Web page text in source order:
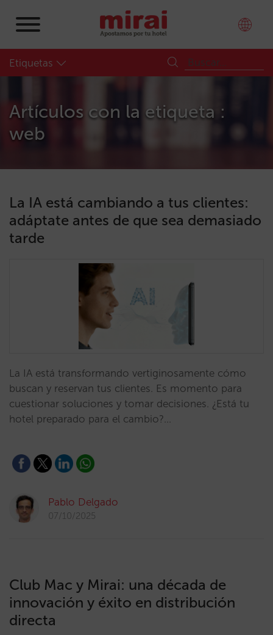
Etiquetas
Artículos con la etiqueta :
web
La IA está cambiando a tus clientes:
adáptate antes de que sea demasiado
tarde
La IA está transformando vertiginosamente cómo
buscan y reservan tus clientes. Es momento para
cuestionar soluciones y tomar decisiones. ¿Está tu
hotel preparado para el cambio?…
Pablo Delgado
07/10/2025
Club Mac y Mirai: una década de
innovación y éxito en distribución
directa